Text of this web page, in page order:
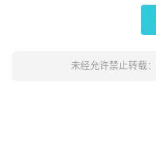
未经允许禁止转载：